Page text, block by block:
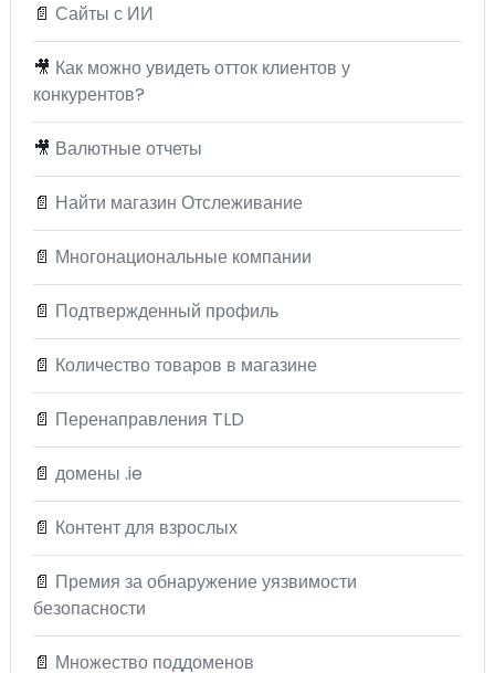
📄 Сайты с ИИ
🎥 Как можно увидеть отток клиентов у
конкурентов?
🎥 Валютные отчеты
📄 Найти магазин Отслеживание
📄 Многонациональные компании
📄 Подтвержденный профиль
📄 Количество товаров в магазине
📄 Перенаправления TLD
📄 домены .ie
📄 Контент для взрослых
📄 Премия за обнаружение уязвимости
безопасности
📄 Множество поддоменов